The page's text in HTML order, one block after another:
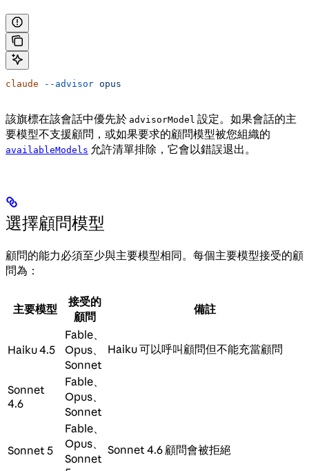
claude --advisor opus
該旗標在該會話中優先於 advisorModel 設定。如果會話的主
要模型不支援顧問，或如果要求的顧問模型被您組織的
availableModels 允許清單排除，它會以錯誤退出。
選擇顧問模型
顧問的能力必須至少與主要模型相同。每個主要模型接受的顧
問為：
主要模型
接受的
顧問
備註
Haiku 4.5
Fable、
Opus、
Sonnet
Haiku 可以呼叫顧問但不能充當顧問
Sonnet
4.6
Fable、
Opus、
Sonnet
Sonnet 5
Fable、
Opus、
Sonnet
Sonnet 4.6 顧問會被拒絕